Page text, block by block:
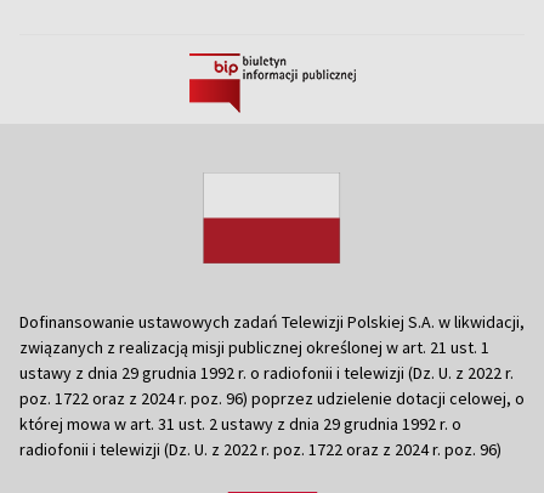
Dofinansowanie ustawowych zadań Telewizji Polskiej S.A. w likwidacji,
związanych z realizacją misji publicznej określonej w art. 21 ust. 1
ustawy z dnia 29 grudnia 1992 r. o radiofonii i telewizji (Dz. U. z 2022 r.
poz. 1722 oraz z 2024 r. poz. 96) poprzez udzielenie dotacji celowej, o
której mowa w art. 31 ust. 2 ustawy z dnia 29 grudnia 1992 r. o
radiofonii i telewizji (Dz. U. z 2022 r. poz. 1722 oraz z 2024 r. poz. 96)